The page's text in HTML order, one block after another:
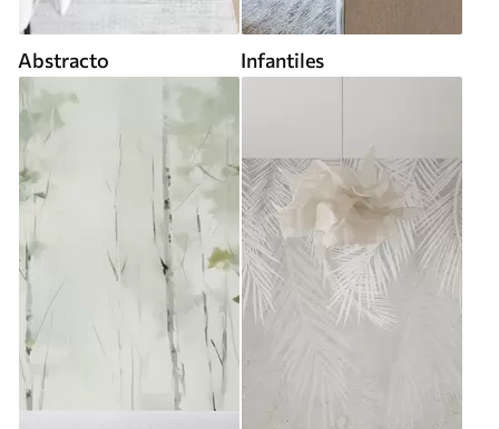
Abstracto Infantiles